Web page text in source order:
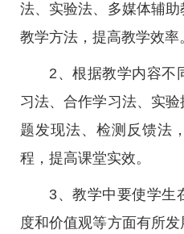
法、实验法、多媒体辅
教学方法，提高教学效率
2、根据教学内容不
习法、合作学习法、实
题发现法、检测反馈法
程，提高课堂实效。
3、教学中要使学生
度和价值观等方面有所